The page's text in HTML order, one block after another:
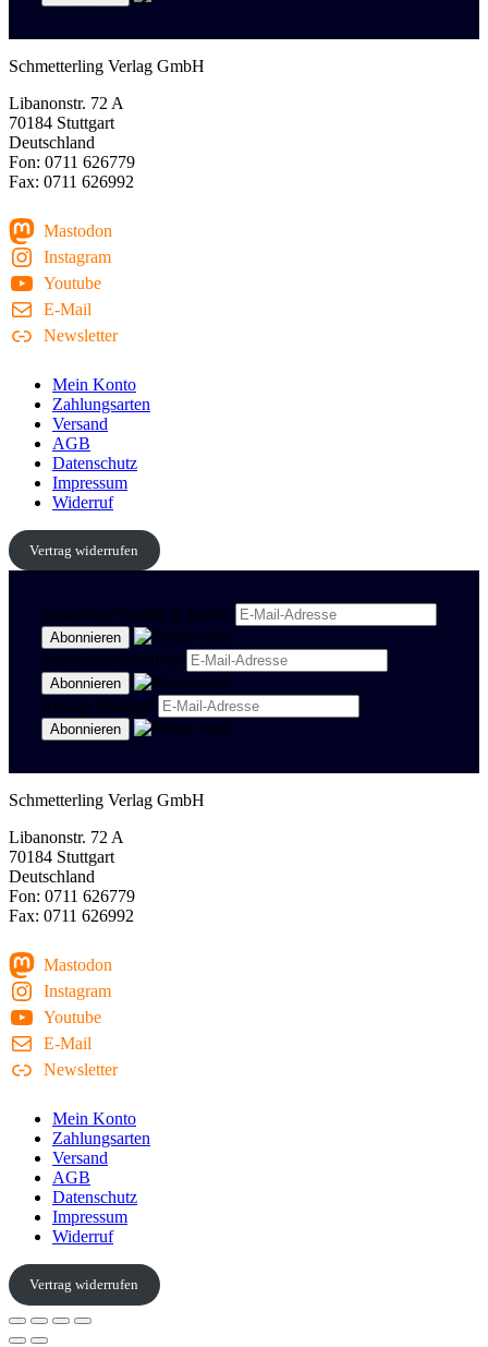
Schmetterling Verlag GmbH
Libanonstr. 72 A
70184 Stuttgart
Deutschland
Fon: 0711 626779
Fax: 0711 626992
Mastodon
Instagram
Youtube
E-Mail
Newsletter
Mein Konto
Zahlungsarten
Versand
AGB
Datenschutz
Impressum
Widerruf
Vertrag widerrufen
Newsletter Politik & Kultur
Newsletter Spanisch
Region Stuttgart
Schmetterling Verlag GmbH
Libanonstr. 72 A
70184 Stuttgart
Deutschland
Fon: 0711 626779
Fax: 0711 626992
Mastodon
Instagram
Youtube
E-Mail
Newsletter
Mein Konto
Zahlungsarten
Versand
AGB
Datenschutz
Impressum
Widerruf
Vertrag widerrufen